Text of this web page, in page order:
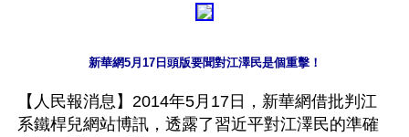
新華網5月17日頭版要聞對江澤民是個重擊！
【人民報消息】2014年5月17日，新華網借批判江
系鐵桿兒網站博訊，透露了習近平對江澤民的準確